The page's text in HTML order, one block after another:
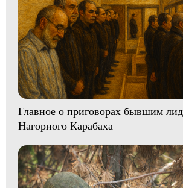
Главное о приговорах бывшим
Нагорного Карабаха